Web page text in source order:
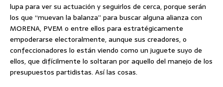
lupa para ver su actuación y seguirlos de cerca, porque serán
los que “muevan la balanza” para buscar alguna alianza con
MORENA, PVEM o entre ellos para estratégicamente
empoderarse electoralmente, aunque sus creadores, o
confeccionadores lo están viendo como un juguete suyo de
ellos, que difícilmente lo soltaran por aquello del manejo de los
presupuestos partidistas. Así las cosas.